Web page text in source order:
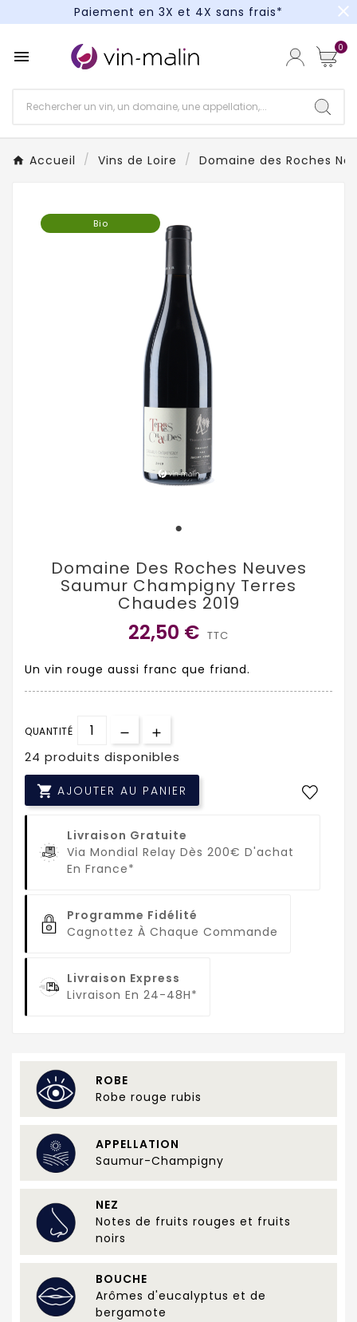
Paiement en 3X et 4X sans frais*
Paiement en 3X et 4X sans frais*
close
 0
Accueil Vins de Loire Domaine des Roches
Bio
Domaine Des Roches Neuves
Saumur Champigny Terres
Chaudes 2019
22,50 € TTC
Un vin rouge aussi franc que friand.
QUANTITÉ
24 produits disponibles
 AJOUTER AU PANIER
Livraison Gratuite
Via Mondial Relay Dès 200€ D'achat
En France*
Programme Fidélité
Cagnottez À Chaque Commande
Livraison Express
Livraison En 24-48H*
ROBE
Robe rouge rubis
APPELLATION
Saumur-Champigny
NEZ
Notes de fruits rouges et fruits
noirs
BOUCHE
Arômes d'eucalyptus et de
bergamote